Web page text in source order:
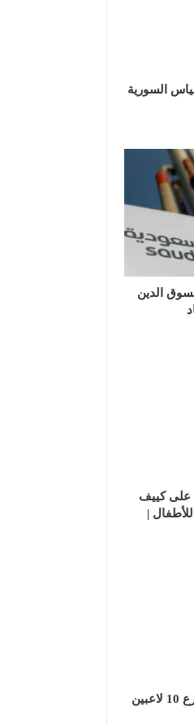
السورية
الدين
كييف
|
مبابي يتصدر قائمة أسرع 10 لاعبين